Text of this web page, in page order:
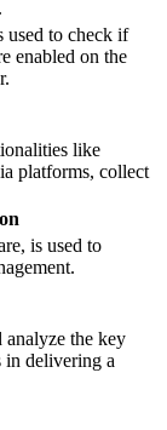
used to check if
enabled on the
like
platforms, collect
is used to
analyze the key
in delivering a